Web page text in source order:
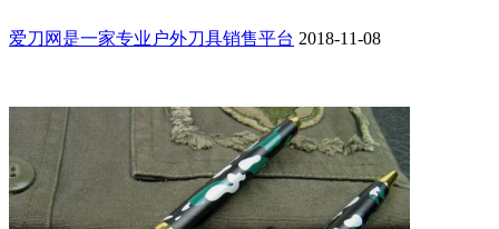
爱刀网是一家专业户外刀具销售平台 2018-11-08